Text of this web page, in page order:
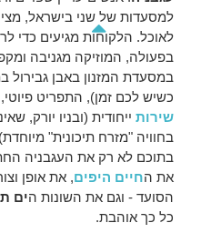
למסעדות של שני בישראל,
לאוכל. הלקוחות מגיעים כדי
בפעולה, המוזיקה מגניבה
במסעדת המזנון באבן גבירול
כשיש לכם זמן), התפריט
שירות ייחודית (ובניו יורק,
בתוכם לא רק את העגבניה
את החיים היפים, את אופן
הסועד - וגם את השונות הים
כל כך אוהבת.